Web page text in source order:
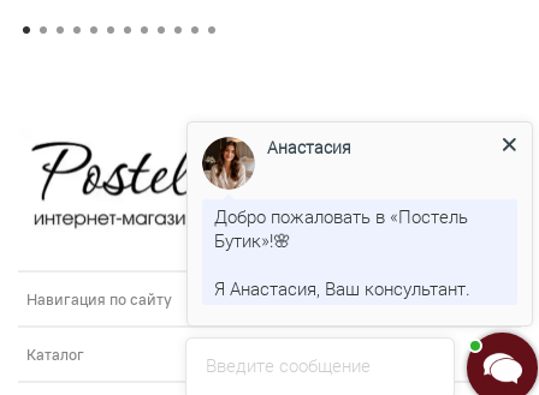
Навигация по сайту
Каталог Введите сообщение
Анастасия
Добро пожаловать в «Постель
Бутик»!🌸
Я Анастасия, Ваш консультант.